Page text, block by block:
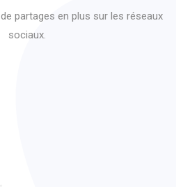
partages en plus sur les réseaux
sociaux.